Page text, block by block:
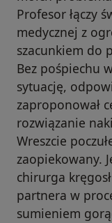
Profesor łączy
medycznej z
szacunkiem do
Bez pośpiechu
sytuację,
zaproponował
rozwiązanie
Wreszcie
zaopiekowany.
chirurga
partnera w
sumieniem